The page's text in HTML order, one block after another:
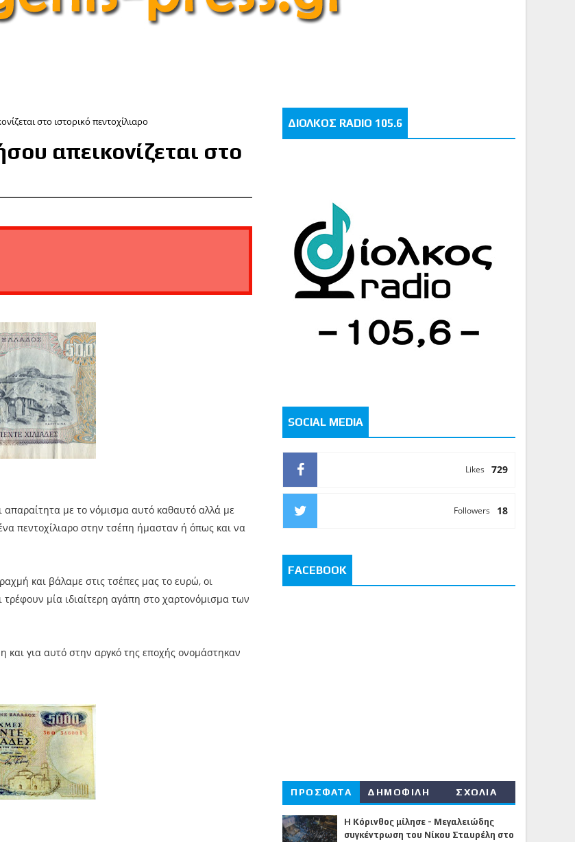
στο ιστορικό πεντοχίλιαρο
απεικονίζεται στο
απαραίτητα με το νόμισμα αυτό καθαυτό αλλά με
πεντοχίλιαρο στην τσέπη ήμασταν ή όπως και να
και βάλαμε στις τσέπες μας το ευρώ, οι
τρέφουν μία ιδιαίτερη αγάπη στο χαρτονόμισμα των
και για αυτό στην αργκό της εποχής ονομάστηκαν
ΔΙΟΛΚΟΣ RADIO 105.6
SOCIAL MEDIA
729
Likes
18
Followers
FACEBOOK
ΠΡΟΣΦΑΤΑ ΔΗΜΟΦΙΛΗ ΣΧΟΛΙΑ
Η Κόρινθος μίλησε - Μεγαλειώδης
συγκέντρωση του Νίκου Σταυρέλη στο